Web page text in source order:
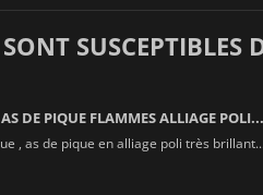
SUSCEPTIBLES
DE PIQUE FLAMMES ALLIAGE POLI...
, as de pique en alliage poli très brillant...